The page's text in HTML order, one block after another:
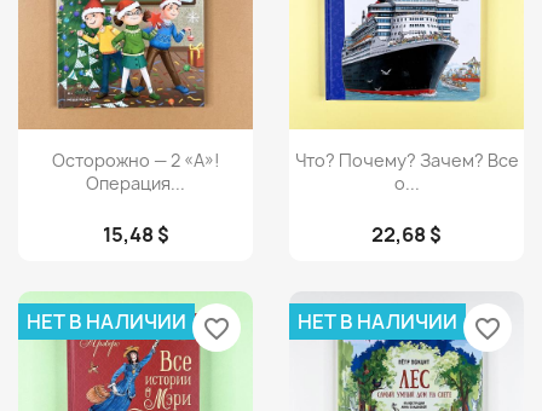
Просмотр
Осторожно — 2 «А»!
Операция...
15,48 $
Просмотр
Что? Почему? Зачем? Все
о...
22,68 $
НЕТ В НАЛИЧИИ favorite_border НЕТ В НАЛИЧИИ favorite_border